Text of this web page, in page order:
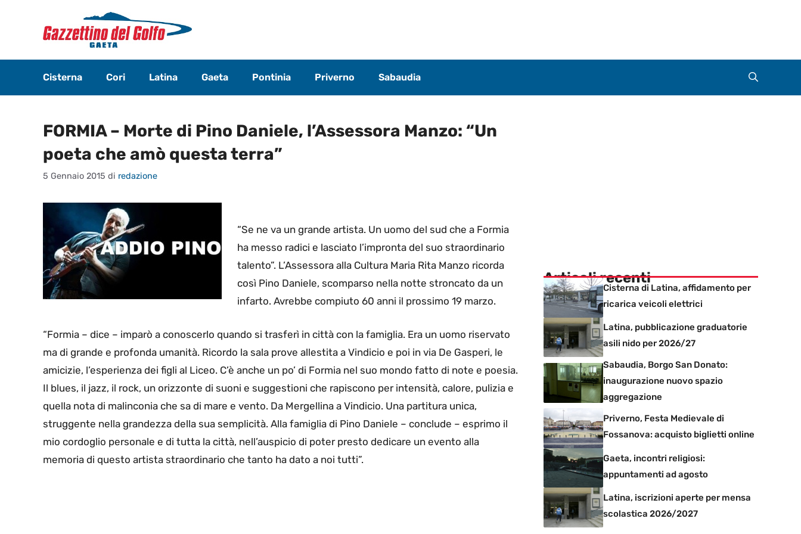
contenuto
Cisterna Cori Latina Gaeta Pontinia Priverno Sabaudia
FORMIA – Morte di Pino Daniele, l’Assessora Manzo: “Un
poeta che amò questa terra”
5 Gennaio 2015 di redazione
“Se ne va un grande artista. Un uomo del sud che a Formia
ha messo radici e lasciato l’impronta del suo straordinario
talento”. L’Assessora alla Cultura Maria Rita Manzo ricorda
così Pino Daniele, scomparso nella notte stroncato da un
infarto. Avrebbe compiuto 60 anni il prossimo 19 marzo.
“Formia – dice – imparò a conoscerlo quando si trasferì in città con la famiglia. Era un uomo riservato
ma di grande e profonda umanità. Ricordo la sala prove allestita a Vindicio e poi in via De Gasperi, le
amicizie, l’esperienza dei figli al Liceo. C’è anche un po’ di Formia nel suo mondo fatto di note e poesia.
Il blues, il jazz, il rock, un orizzonte di suoni e suggestioni che rapiscono per intensità, calore, pulizia e
quella nota di malinconia che sa di mare e vento. Da Mergellina a Vindicio. Una partitura unica,
struggente nella grandezza della sua semplicità. Alla famiglia di Pino Daniele – conclude – esprimo il
mio cordoglio personale e di tutta la città, nell’auspicio di poter presto dedicare un evento alla
memoria di questo artista straordinario che tanto ha dato a noi tutti”.
Articoli recenti
Cisterna di Latina, affidamento per
ricarica veicoli elettrici
Latina, pubblicazione graduatorie
asili nido per 2026/27
Sabaudia, Borgo San Donato:
inaugurazione nuovo spazio
aggregazione
Priverno, Festa Medievale di
Fossanova: acquisto biglietti online
Gaeta, incontri religiosi:
appuntamenti ad agosto
Latina, iscrizioni aperte per mensa
scolastica 2026/2027